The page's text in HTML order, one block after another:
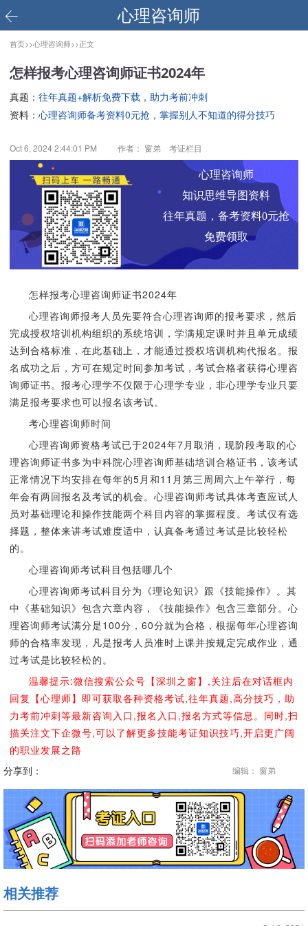
心理咨询师
首页>>心理咨询师>>正文
怎样报考心理咨询师证书2024年
真题： 往年真题+解析免费下载，助力考前冲刺
资料： 心理咨询师备考资料0元抢，掌握别人不知道的得分技巧
Oct 6, 2024 2:44:01 PM 作者： 窗弟 考证栏目
心理咨询师
知识思维导图资料
往年真题，备考资料0元抢
免费领取
怎样报考心理咨询师证书2024年
心理咨询师报考人员先要符合心理咨询师的报考要求，然后
完成授权培训机构组织的系统培训，学满规定课时并且单元成绩
达到合格标准，在此基础上，才能通过授权培训机构代报名。报
名成功之后，方可在规定时间参加考试，考试合格者获得心理咨
询师证书。报考心理学不仅限于心理学专业，非心理学专业只要
满足报考要求也可以报名该考试。
考心理咨询师时间
心理咨询师资格考试已于2024年7月取消，现阶段考取的心
理咨询师证书多为中科院心理咨询师基础培训合格证书，该考试
正常情况下均安排在每年的5月和11月第三周周六上午举行，每
年会有两回报名及考试的机会。心理咨询师考试具体考查应试人
员对基础理论和操作技能两个科目内容的掌握程度。考试仅有选
择题，整体来讲考试难度适中，认真备考通过考试是比较轻松
的。
心理咨询师考试科目包括哪几个
心理咨询师考试科目分为《理论知识》跟《技能操作》。其
中《基础知识》包含六章内容，《技能操作》包含三章部分。心
理咨询师考试满分是100分，60分就为合格，根据每年心理咨询
师的合格率发现，凡是报考人员准时上课并按规定完成作业，通
过考试是比较轻松的。
温馨提示:微信搜索公众号【深圳之窗】,关注后在对话框内
回复【心理师】即可获取各种资格考试,往年真题,高分技巧，助
力考前冲刺等最新咨询入口,报名入口,报名方式等信息。同时,扫
描关注文下企微号,可以了解更多技能考证知识技巧,开启更广阔
的职业发展之路
分享到：
编辑： 窗弟
相关推荐